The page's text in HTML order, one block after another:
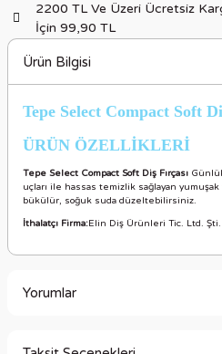
2200 TL Ve Üzeri Ücretsiz
İçin 99,90 TL
Ürün Bilgisi
Tepe Select Compact Soft
ÜRÜN ÖZELLİKLERİ
Tepe Select Compact Soft Diş Fırçası
uçları ile hassas temizlik sağlayan yumuşak
bükülür, soğuk suda düzeltebilirsiniz.
İthalatçı Firma:Elin Diş Ürünleri Tic. Ltd. Şti.
Yorumlar